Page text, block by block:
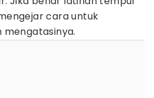
cara untuk
mengatasinya.